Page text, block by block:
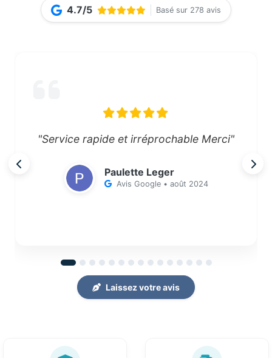
4.7/5 Basé sur 278 avis
"Service rapide et irréprochable Merci"
Paulette Leger
Avis Google • août 2024
Laissez votre avis